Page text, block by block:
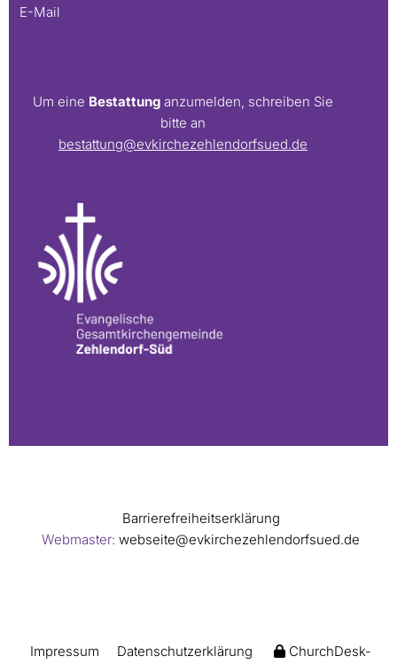
E-Mail
Um eine Bestattung anzumelden, schreiben Sie
bitte an
bestattung@evkirchezehlendorfsued.de
Barrierefreiheitserklärung
Webmaster: webseite@evkirchezehlendorfsued.de
Impressum Datenschutzerklärung ChurchDesk-